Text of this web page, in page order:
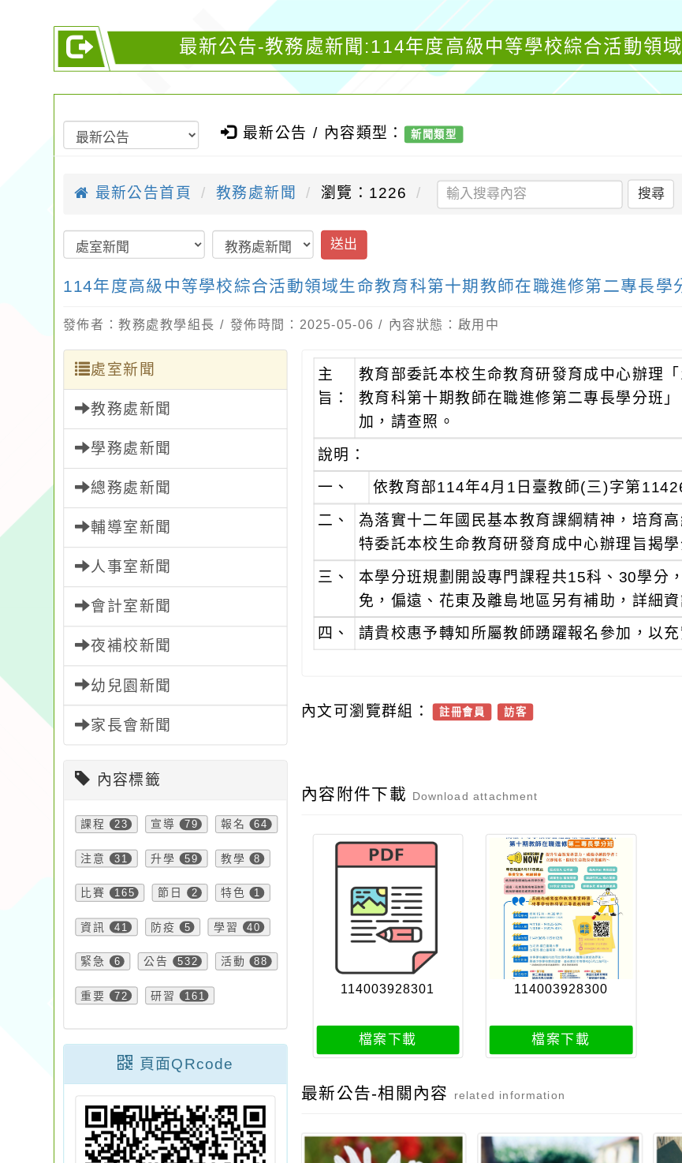
最新公告-教務處新聞:114年度高級中等學校綜合活動領
最新公告 / 內容類型： 新聞類型
最新公告首頁 教務處新聞 瀏覽：1226 搜尋
送出
114年度高級中等學校綜合活動領域生命教育科第十期教師在職進修第二專長學
發佈者：教務處教學組長 / 發佈時間：2025-05-06 / 內容狀態：啟用中
處室新聞
教務處新聞
學務處新聞
總務處新聞
輔導室新聞
人事室新聞
會計室新聞
夜補校新聞
幼兒園新聞
家長會新聞
內容標籤
課程 23 宣導 79 報名 64
注意 31 升學 59 教學 8
比賽 165 節日 2 特色 1
資訊 41 防疫 5 學習 40
緊急 6 公告 532 活動 88
重要 72 研習 161
頁面QRcode
主
旨：
教育部委託本校生命教育研發育成中心辦理
教育科第十期教師在職進修第二專長學分班
加，請查照。
說明：
一、 依教育部114年4月1日臺教師(三)字第
二、
為落實十二年國民基本教育課綱精神，培育
特委託本校生命教育研發育成中心辦理旨揭學
三、 本學分班規劃開設專門課程共15科、30學分
免，偏遠、花東及離島地區另有補助，詳細
四、
請貴校惠予轉知所屬教師踴躍報名參加，以
內文可瀏覽群組： 註冊會員 訪客
內容附件下載 Download attachment
114003928301
檔案下載
114003928300
檔案下載
最新公告-相關內容 related information